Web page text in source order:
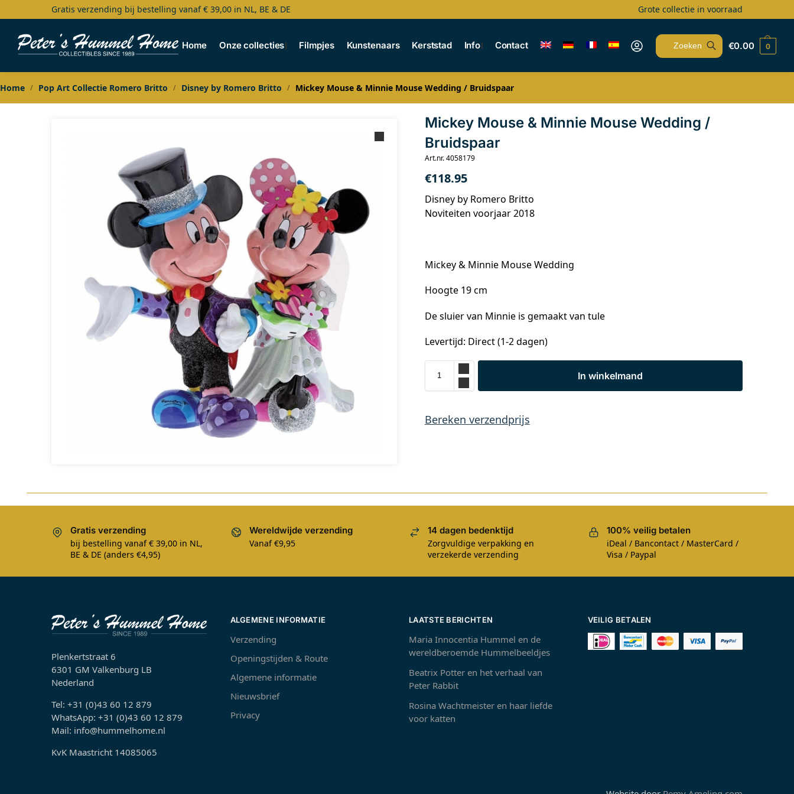
Gratis verzending bij bestelling vanaf € 39,00 in NL, BE & DE Grote collectie in voorraad
Home Onze collecties Filmpjes Kunstenaars Kerststad Info Contact
Search
€0.00 0
Home / Pop Art Collectie Romero Britto / Disney by Romero Britto / Mickey Mouse & Minnie Mouse Wedding / Bruidspaar
Mickey Mouse & Minnie Mouse Wedding /
Bruidspaar
Art.nr. 4058179
€118.95
Disney by Romero Britto
Noviteiten voorjaar 2018
Mickey & Minnie Mouse Wedding
Hoogte 19 cm
De sluier van Minnie is gemaakt van tule
Levertijd: Direct (1-2 dagen)
In winkelmand
Bereken verzendprijs
Gratis verzending
bij bestelling vanaf € 39,00 in NL,
BE & DE (anders €4,95)
Wereldwijde verzending
Vanaf €9,95
14 dagen bedenktijd
Zorgvuldige verpakking en
verzekerde verzending
100% veilig betalen
iDeal / Bancontact / MasterCard /
Visa / Paypal
Plenkertstraat 6
6301 GM Valkenburg LB
Nederland
Tel: +31 (0)43 60 12 879
WhatsApp: +31 (0)43 60 12 879
Mail: info@hummelhome.nl
KvK Maastricht 14085065
ALGEMENE INFORMATIE
Verzending
Openingstijden & Route
Algemene informatie
Nieuwsbrief
Privacy
LAATSTE BERICHTEN
Maria Innocentia Hummel en de
wereldberoemde Hummelbeeldjes
Beatrix Potter en het verhaal van
Peter Rabbit
Rosina Wachtmeister en haar liefde
voor katten
VEILIG BETALEN